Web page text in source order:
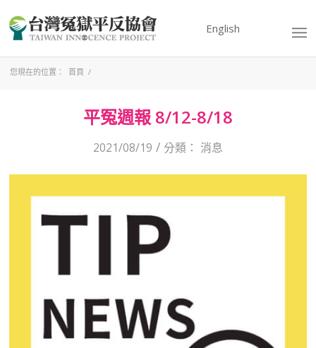
English
您現在的位置： 首頁 /
平冤週報 8/12-8/18
2021/08/19 / 分類： 消息